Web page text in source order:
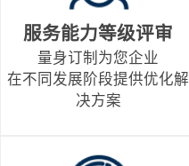
服务能力等级评审
量身订制为您企业
在不同发展阶段提供优化解
决方案